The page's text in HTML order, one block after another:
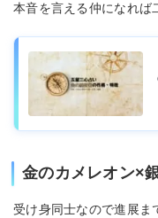
本音を言える仲になれば
金のカメレオン×
受け身同士なので進展ま